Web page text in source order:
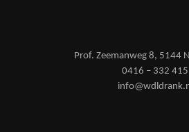
Prof. Zeemanweg 8, 5144
0416 – 332 415